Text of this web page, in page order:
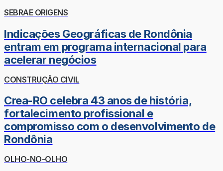
SEBRAE ORIGENS
Indicações Geográficas de Rondônia
entram em programa internacional para
acelerar negócios
CONSTRUÇÃO CIVIL
Crea-RO celebra 43 anos de história,
fortalecimento profissional e
compromisso com o desenvolvimento de
Rondônia
OLHO-NO-OLHO